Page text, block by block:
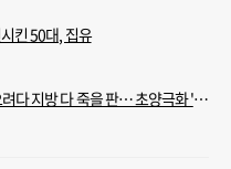
킨 50대, 집유
[부동산 양극화] 서울 집값 잡으려다 지방 다 죽을 판… 초양극화 '경고등'